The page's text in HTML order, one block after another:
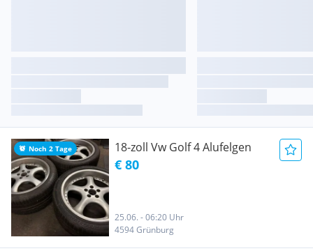
Noch 2 Tage 18-zoll Vw Golf 4 Alufelgen
€ 80
25.06. - 06:20 Uhr
4594 Grünburg